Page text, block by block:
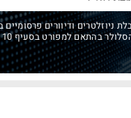
ניוזלטרים ודיוורים פרסומיים
בהתאם למפורט בסעיף 10 בתנאי השימוש